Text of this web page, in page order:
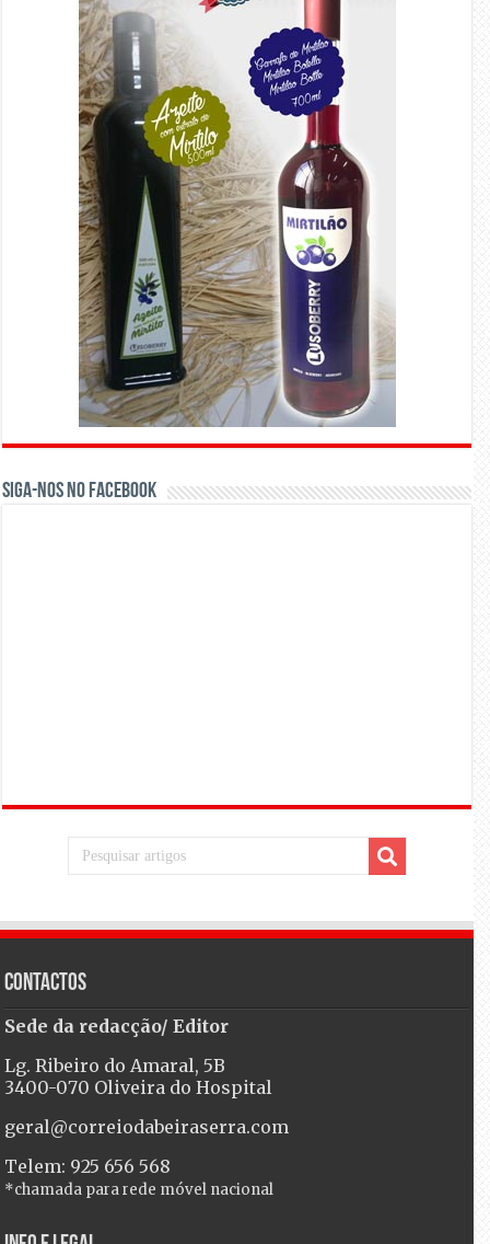
Siga-nos no Facebook
Contactos
Sede da redacção/ Editor
Lg. Ribeiro do Amaral, 5B
3400-070 Oliveira do Hospital
geral@correiodabeiraserra.com
Telem: 925 656 568
*chamada para rede móvel nacional